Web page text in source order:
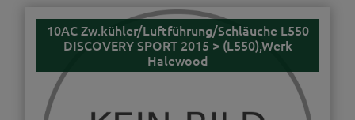
10AC Zw.kühler/Luftführung/Schläuche L550
DISCOVERY SPORT 2015 > (L550),Werk
Halewood